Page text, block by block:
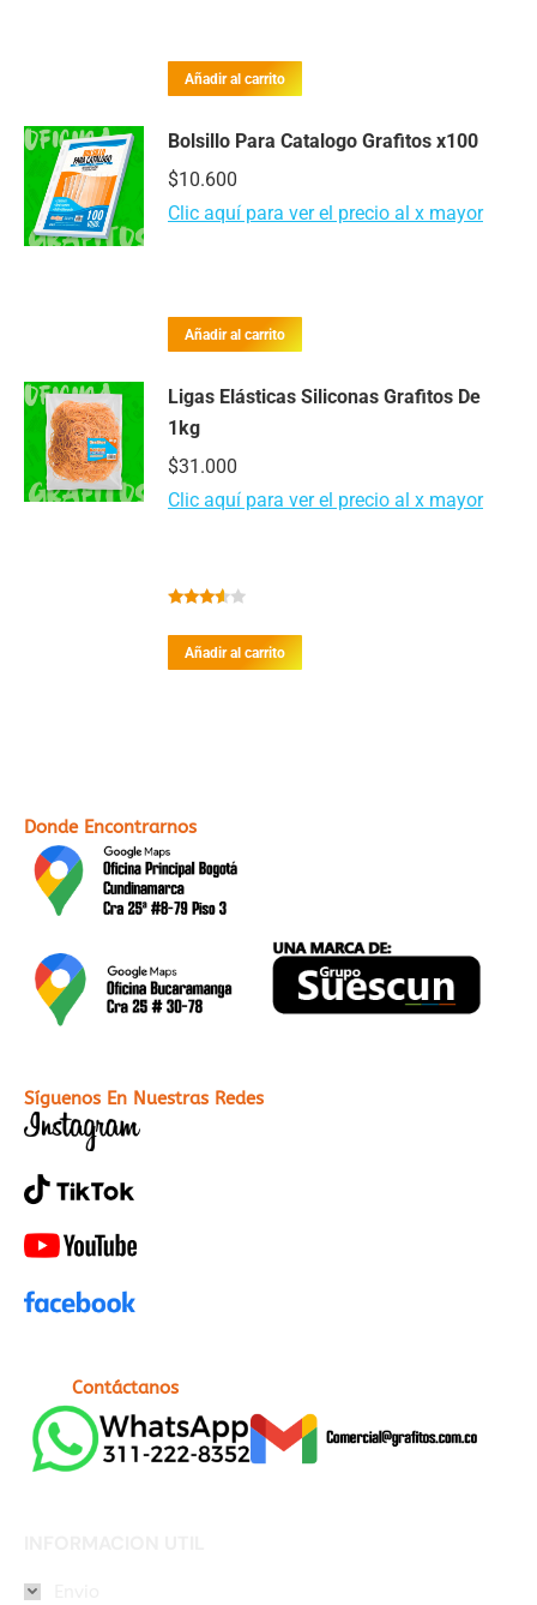
Añadir al carrito
Bolsillo Para Catalogo Grafitos x100
$10.600
Clic aquí para ver el precio al x mayor
Añadir al carrito
Ligas Elásticas Siliconas Grafitos De
1kg
$31.000
Clic aquí para ver el precio al x mayor
con
3.38de
5
Añadir al carrito
Donde Encontrarnos
Síguenos En Nuestras Redes
Contáctanos